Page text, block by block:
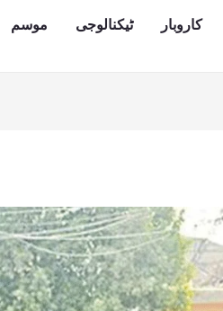
کاروبار ٹیکنالوجی موسم